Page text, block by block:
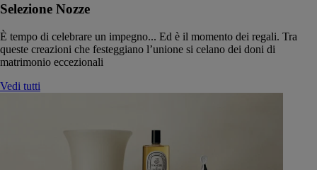
Selezione Nozze
È tempo di celebrare un impegno... Ed è il momento dei regali. Tra
queste creazioni che festeggiano l’unione si celano dei doni di
matrimonio eccezionali
Vedi tutti